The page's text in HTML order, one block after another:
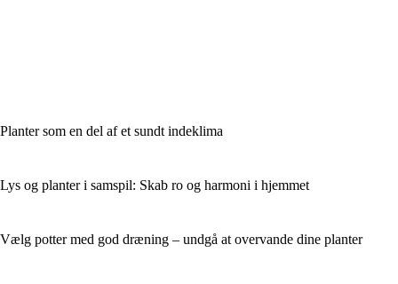
Planter som en del af et sundt indeklima
Lys og planter i samspil: Skab ro og harmoni i hjemmet
Vælg potter med god dræning – undgå at overvande dine planter